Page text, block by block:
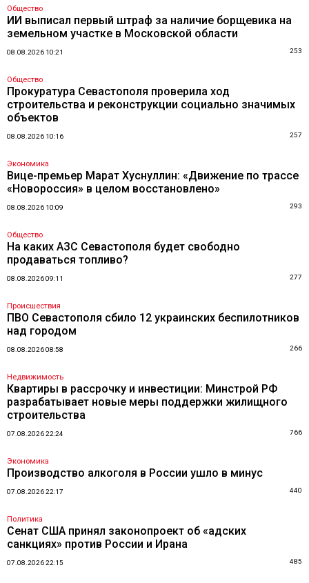
Общество
ИИ выписал первый штраф за наличие борщевика на
земельном участке в Московской области
08.08.2026 10:21 253
Общество
Прокуратура Севастополя проверила ход
строительства и реконструкции социально значимых
объектов
08.08.2026 10:16 257
Экономика
Вице-премьер Марат Хуснуллин: «Движение по трассе
«Новороссия» в целом восстановлено»
08.08.2026 10:09 293
Общество
На каких АЗС Севастополя будет свободно
продаваться топливо?
08.08.2026 09:11 277
Происшествия
ПВО Севастополя сбило 12 украинских беспилотников
над городом
08.08.2026 08:58 266
Недвижимость
Квартиры в рассрочку и инвестиции: Минстрой РФ
разрабатывает новые меры поддержки жилищного
строительства
07.08.2026 22:24 766
Экономика
Производство алкоголя в России ушло в минус
07.08.2026 22:17 440
Политика
Сенат США принял законопроект об «адских
санкциях» против России и Ирана
07.08.2026 22:15 485